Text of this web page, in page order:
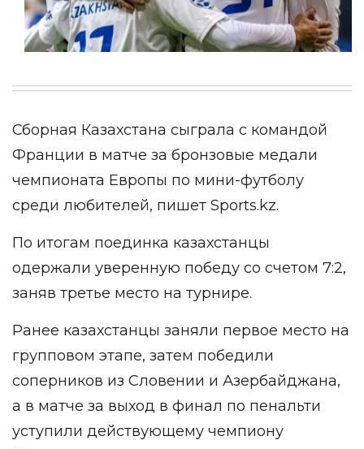
Сборная Казахстана сыграла с командой
Франции в матче за бронзовые медали
чемпионата Европы по мини-футболу
среди любителей, пишет Sports.kz.
По итогам поединка казахстанцы
одержали уверенную победу со счетом 7:2,
заняв третье место на турнире.
Ранее казахстанцы заняли первое место на
групповом этапе, затем победили
соперников из Словении и Азербайджана,
а в матче за выход в финал по пенальти
уступили действующему чемпиону